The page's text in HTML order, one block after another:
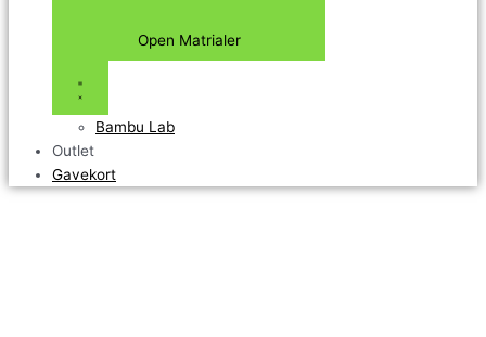
Open Matrialer
Bambu Lab
Outlet
Gavekort